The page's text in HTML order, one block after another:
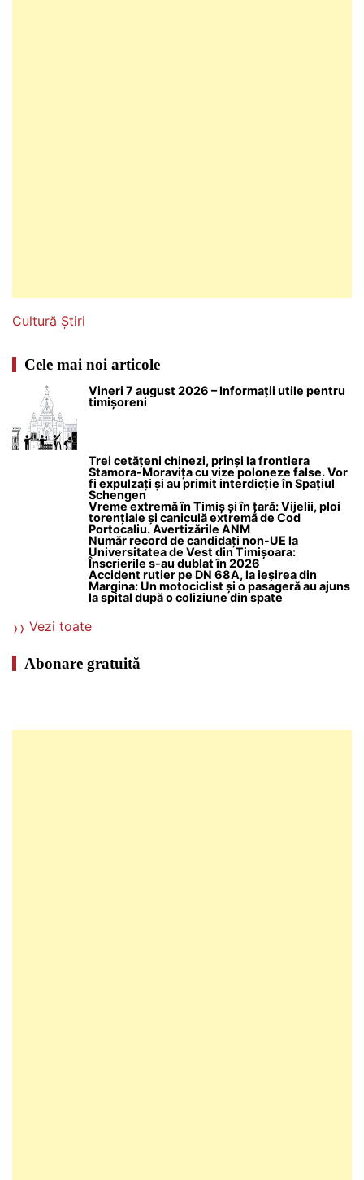
Cultură Știri
Cele mai noi articole
Vineri 7 august 2026 – Informații utile pentru
timișoreni
Trei cetățeni chinezi, prinși la frontiera
Stamora-Moravița cu vize poloneze false. Vor
fi expulzați și au primit interdicție în Spațiul
Schengen
Vreme extremă în Timiș și în țară: Vijelii, ploi
torențiale și caniculă extremă de Cod
Portocaliu. Avertizările ANM
Număr record de candidați non-UE la
Universitatea de Vest din Timișoara:
Înscrierile s-au dublat în 2026
Accident rutier pe DN 68A, la ieșirea din
Margina: Un motociclist și o pasageră au ajuns
la spital după o coliziune din spate
Vezi toate
Abonare gratuită